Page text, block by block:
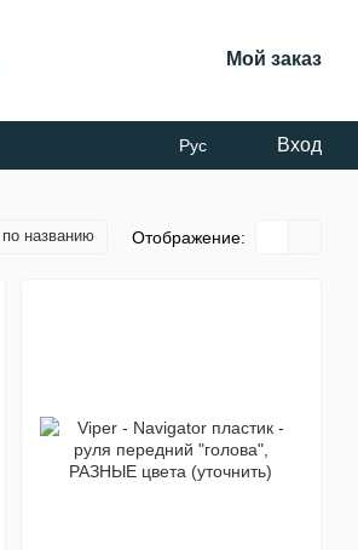
Мой заказ
Рус Вход
по названию Отображение: